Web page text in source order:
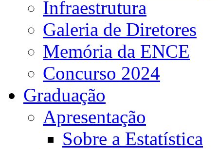
Infraestrutura
Galeria de Diretores
Memória da ENCE
Concurso 2024
Graduação
Apresentação
Sobre a Estatística